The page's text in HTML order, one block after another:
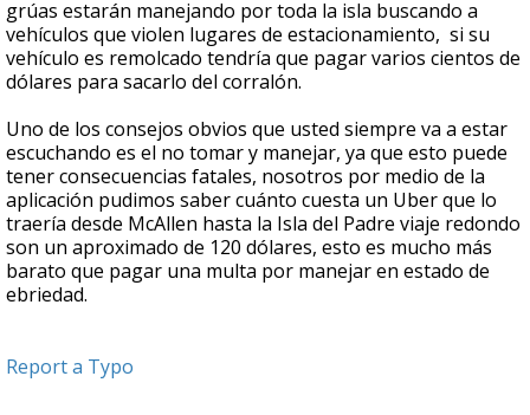
grúas estarán manejando por toda la isla buscando a
vehículos que violen lugares de estacionamiento, si su
vehículo es remolcado tendría que pagar varios cientos de
dólares para sacarlo del corralón.
Uno de los consejos obvios que usted siempre va a estar
escuchando es el no tomar y manejar, ya que esto puede
tener consecuencias fatales, nosotros por medio de la
aplicación pudimos saber cuánto cuesta un Uber que lo
traería desde McAllen hasta la Isla del Padre viaje redondo
son un aproximado de 120 dólares, esto es mucho más
barato que pagar una multa por manejar en estado de
ebriedad.
Report a Typo